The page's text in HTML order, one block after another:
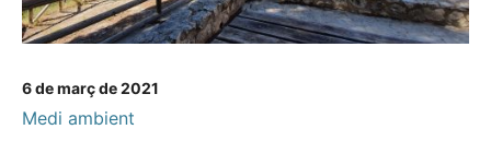
6 de març de 2021
Medi ambient